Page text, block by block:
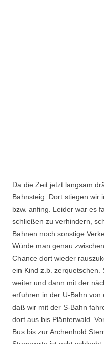
Da die Zeit jetzt langsam
Bahnsteig. Dort stiegen wir
bzw. anfing. Leider war es
schließen zu verhindern,
Bahnen noch sonstige
Würde man genau
Chance dort wieder
ein Kind z.b. zerquetschen.
weiter und dann mit der
erfuhren in der U-Bahn von
daß wir mit der S-Bahn
dort aus bis Plänterwald.
Bus bis zur Archenhold